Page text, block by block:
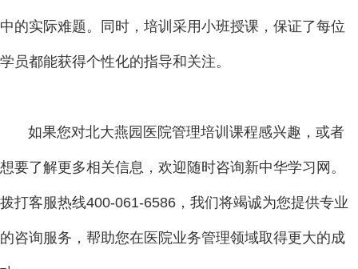
中的实际难题。同时，培训采用小班授课，保证了每位
学员都能获得个性化的指导和关注。
如果您对北大燕园医院管理培训课程感兴趣，或者
想要了解更多相关信息，欢迎随时咨询新中华学习网。
拨打客服热线400-061-6586，我们将竭诚为您提供专业
的咨询服务，帮助您在医院业务管理领域取得更大的成